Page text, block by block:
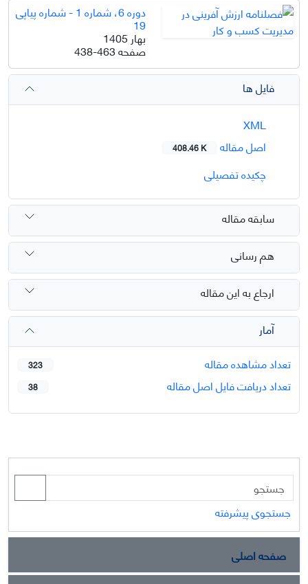
دوره 6، شماره 1 - شماره پیاپی
19
بهار 1405
صفحه438-463
فایل ها
اصل مقاله
408.46 K
چکیده تفصیلی
سابقه مقاله
هم رسانی
ارجاع به این مقاله
آمار
تعداد مشاهده مقاله
323
تعداد دریافت فایل اصل مقاله 38
جستجوی پیشرفته
صفحه اصلی